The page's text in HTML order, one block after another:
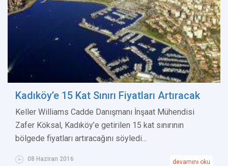
Kadıköy’e 15 Kat Sınırı Fiyatları Artıracak
Keller Williams Cadde Danışmanı İnşaat Mühendisi
Zafer Köksal, Kadıköy’e getirilen 15 kat sınırının
bölgede fiyatları artıracağını söyledi...
08 Haziran 2016 devamını oku